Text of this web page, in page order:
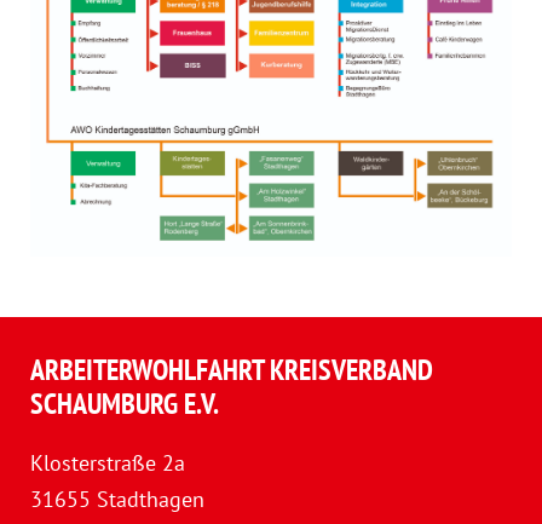
ARBEITERWOHLFAHRT KREISVERBAND
SCHAUMBURG E.V.
Klosterstraße 2a
31655 Stadthagen